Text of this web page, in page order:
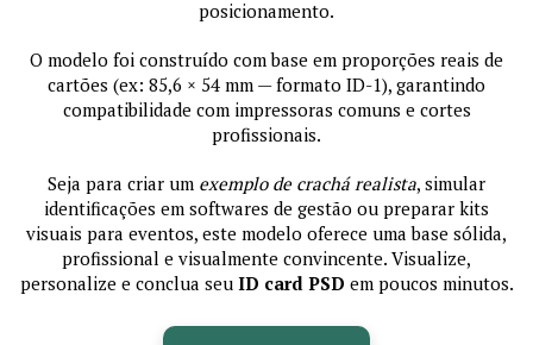
posicionamento.
O modelo foi construído com base em proporções reais de
cartões (ex: 85,6 × 54 mm — formato ID-1), garantindo
compatibilidade com impressoras comuns e cortes
profissionais.
Seja para criar um exemplo de crachá realista, simular
identificações em softwares de gestão ou preparar kits
visuais para eventos, este modelo oferece uma base sólida,
profissional e visualmente convincente. Visualize,
personalize e conclua seu ID card PSD em poucos minutos.